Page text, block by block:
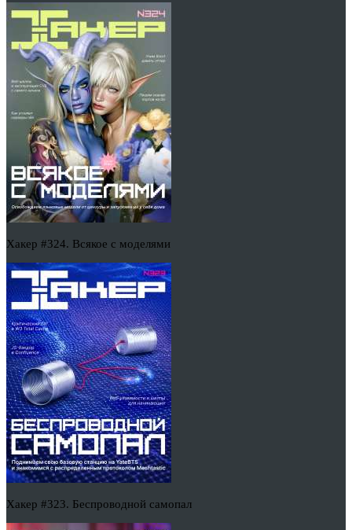
Хакер #324. Всякое с моделями
Хакер #323. Беспроводной самопал